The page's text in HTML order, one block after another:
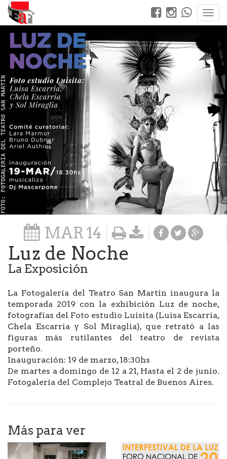
FOTO: FOTOGALERÍA DEL TEATRO SAN MARTÍN
MAR14
Luz de Noche
La Exposición
La Fotogalería del Teatro San Martín inaugura la
temporada 2019 con la exhibición Luz de noche,
fotografías del Foto estudio Luisita (Luisa Escarria,
Chela Escarria y Sol Miraglia), que retrató a las
figuras más rutilantes del teatro de revista
porteño.
Inauguración: 19 de marzo, 18:30hs
De martes a domingo de 12 a 21, Hasta el 2 de junio.
Fotogalería del Complejo Teatral de Buenos Aires.
Más para ver